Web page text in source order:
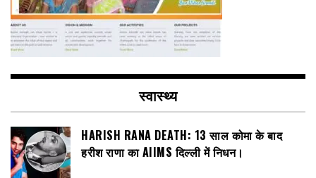
स्वास्थ्य
HARISH RANA DEATH: 13 साल कोमा के बाद
हरीश राणा का AIIMS दिल्ली में निधन।